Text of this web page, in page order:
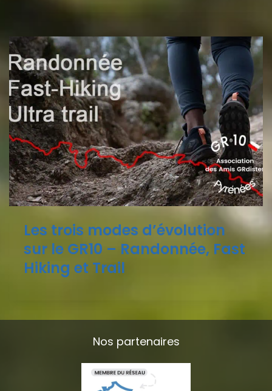
Les trois modes d’évolution
sur le GR10 – Randonnée, Fast
Hiking et Trail
Nos partenaires